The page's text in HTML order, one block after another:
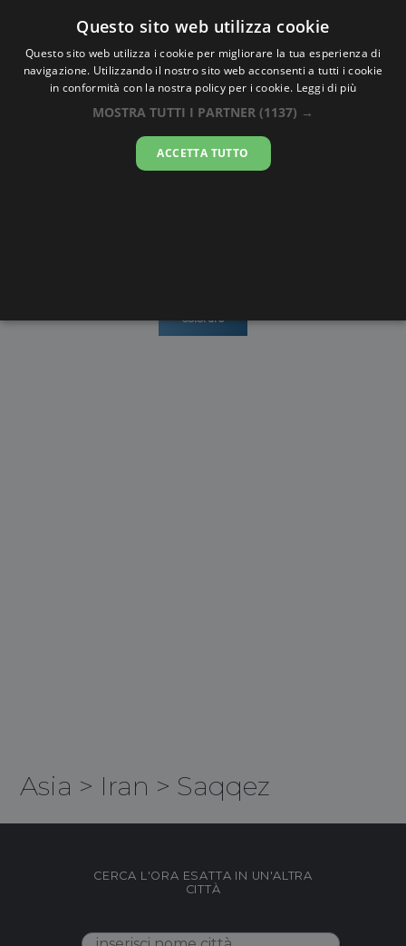
Oraesatta.co
Ora EsattaSaqqez
11:12:58
colorare
Asia > Iran > Saqqez
CERCA L'ORA ESATTA IN UN'ALTRA
CITTÀ
Questo sito web utilizza cookie
Questo sito web utilizza i cookie per migliorare la tua esperienza di
navigazione. Utilizzando il nostro sito web acconsenti a tutti i cookie
in conformità con la nostra policy per i cookie. Leggi di più
MOSTRA TUTTI I PARTNER (1137) →
ACCETTA TUTTO